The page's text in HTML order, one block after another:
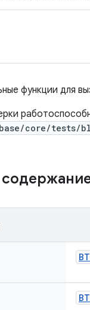
функции для
core/tests/